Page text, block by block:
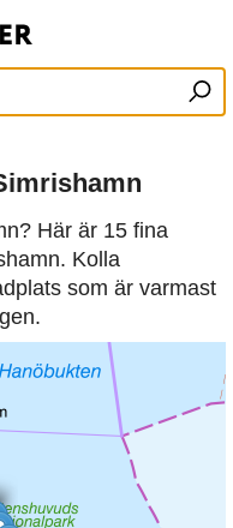
Här är 15 fina
Kolla
som är varmast